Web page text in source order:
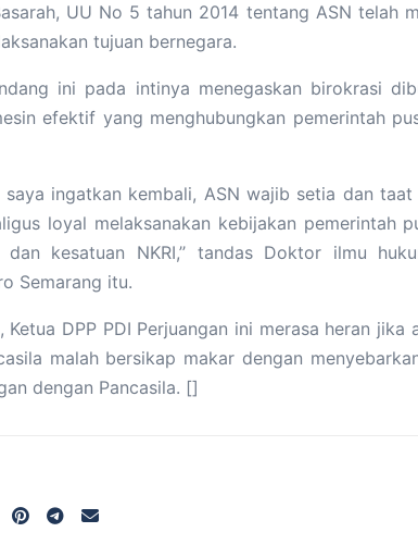
UU No 5 tahun 2014 tentang ASN telah
tujuan bernegara.
ini pada intinya menegaskan birokrasi
efektif yang menghubungkan pemerintah
saya ingatkan kembali, ASN wajib setia dan
loyal melaksanakan kebijakan pemerintah
dan kesatuan NKRI,’’ tandas Doktor ilmu
Semarang itu.
Ketua DPP PDI Perjuangan ini merasa heran
malah bersikap makar dengan
dengan Pancasila. []